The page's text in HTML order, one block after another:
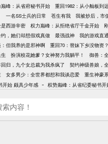
峰：从省府秘书开始 重回1982：从小舢板到
一名SS士兵的日常 苍生有我 我被炒后，市
西游辛密 权力巅峰：从拒绝省厅千金开始
，她们却想假戏真做 最强战神 我的游戏直
但我养的是邪神啊 重回70：替妹下乡没物资
扮演校花她爹？女神努力我躺平！ 御兽：
归，九个女总裁为我杀疯了 契约神级兽娘，
女多男少：全世界都想和我谈恋爱 重生神豪
开始 颇具少年感 - 权势巅峰：从省纪委秘书